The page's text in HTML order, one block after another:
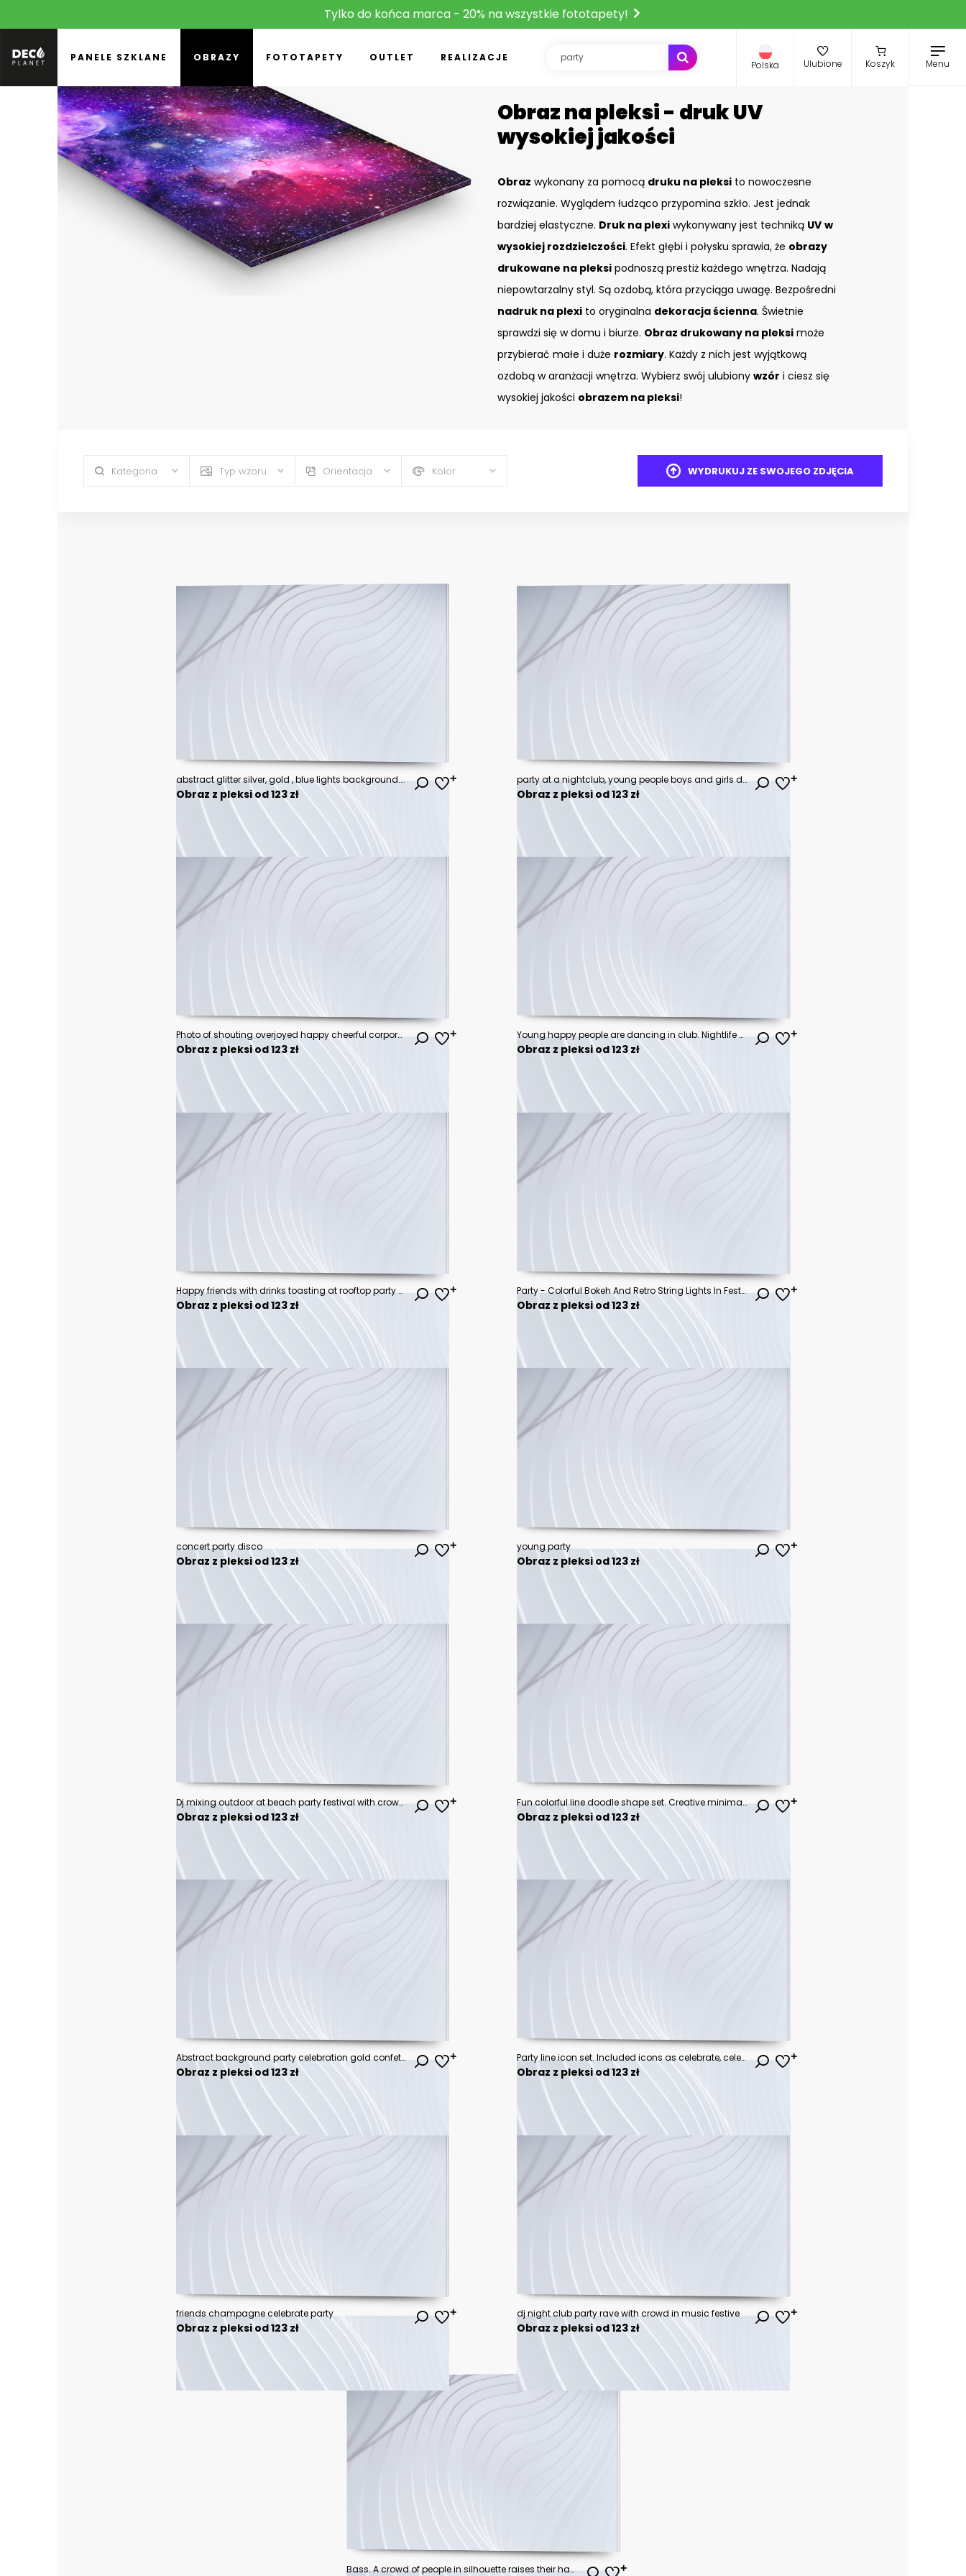
Tylko do końca marca - 20% na wszystkie fototapety!
PANELE SZKLANE OBRAZY FOTOTAPETY OUTLET REALIZACJE
Polska Ulubione Koszyk Menu
Obraz na pleksi - druk UV
wysokiej jakości
Obraz wykonany za pomocą druku na pleksi to nowoczesne
rozwiązanie. Wyglądem łudząco przypomina szkło. Jest jednak
bardziej elastyczne. Druk na plexi wykonywany jest techniką UV w
wysokiej rozdzielczości. Efekt głębi i połysku sprawia, że obrazy
drukowane na pleksi podnoszą prestiż każdego wnętrza. Nadają
niepowtarzalny styl. Są ozdobą, która przyciąga uwagę. Bezpośredni
nadruk na plexi to oryginalna dekoracja ścienna. Świetnie
sprawdzi się w domu i biurze. Obraz drukowany na pleksi może
przybierać małe i duże rozmiary. Każdy z nich jest wyjątkową
ozdobą w aranżacji wnętrza. Wybierz swój ulubiony wzór i ciesz się
wysokiej jakości obrazem na pleksi!
Kategoria Typ wzoru Orientacja Kolor WYDRUKUJ ZE SWOJEGO ZDJĘCIA
abstract glitter silver, gold , blue lights background. de-focused
Obraz z pleksi od 123 zł
party at a nightclub, young people boys and girls dancing in a smoke
Obraz z pleksi od 123 zł
Photo of shouting overjoyed happy cheerful corporate people gathering standing in rain of confetti celebrating their friend birthday enjoying youth
Obraz z pleksi od 123 zł
Young happy people are dancing in club. Nightlife and disco concept.
Obraz z pleksi od 123 zł
Happy friends with drinks toasting at rooftop party at night
Obraz z pleksi od 123 zł
Party - Colorful Bokeh And Retro String Lights In Festive Background
Obraz z pleksi od 123 zł
concert party disco
Obraz z pleksi od 123 zł
young party
Obraz z pleksi od 123 zł
Dj mixing outdoor at beach party festival with crowd of people in background - Summer nightlife view of disco club outside - Soft focus on hand - Fun ,youth,entertainment and fest concept
Obraz z pleksi od 123 zł
Fun colorful line doodle shape set. Creative minimalist style art symbol collection for children or party celebration with basic shapes. Simple upbeat childish drawing scribble decoration.
Obraz z pleksi od 123 zł
Abstract background party celebration gold confetti.
Obraz z pleksi od 123 zł
Party line icon set. Included icons as celebrate, celebration, dancing, music, congrats and more.
Obraz z pleksi od 123 zł
friends champagne celebrate party
Obraz z pleksi od 123 zł
dj night club party rave with crowd in music festive
Obraz z pleksi od 123 zł
Bass. A crowd of people in silhouette raises their hands on dancefloor on neon light background. Night life, club, music, dance, motion, youth. Purple-pink colors and moving girls and boys.